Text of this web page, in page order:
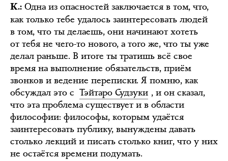
К.: Одна из опасностей заключается в том, что,
как только тебе удалось заинтересовать людей
в том, что ты делаешь, они начинают хотеть
от тебя не чего-то нового, а того же, что ты уже
делал раньше. В итоге ты тратишь всё свое
время на выполнение обязательств, приём
звонков и ведение переписки. Я помню, как
обсуждал это с Тэйтаро Судзуки , и он сказал,
что эта проблема существует и в области
философии: философы, которым удаётся
заинтересовать публику, вынуждены давать
столько лекций и писать столько книг, что у них
не остаётся времени подумать.